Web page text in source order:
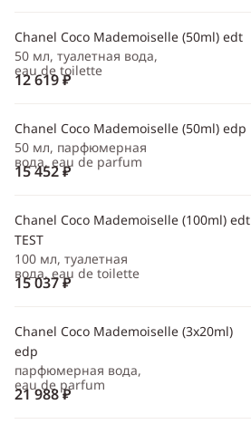
Chanel Coco Mademoiselle (50ml) edt
50 мл, туалетная вода,
eau de toilette
12 619 ₽
Chanel Coco Mademoiselle (50ml) edp
50 мл, парфюмерная
вода, eau de parfum
15 452 ₽
Chanel Coco Mademoiselle (100ml) edt
TEST
100 мл, туалетная
вода, eau de toilette
15 037 ₽
Chanel Coco Mademoiselle (3x20ml)
edp
парфюмерная вода,
eau de parfum
21 988 ₽